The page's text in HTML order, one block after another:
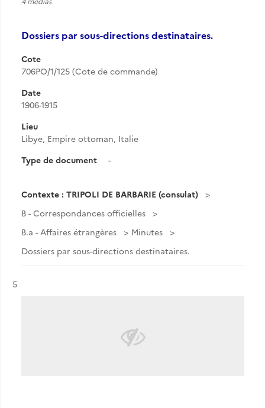
Dossiers par sous-directions destinataires.
Cote
706PO/1/125 (Cote de commande)
Date
1906-1915
Lieu
Libye, Empire ottoman, Italie
Type de document
-
Contexte : TRIPOLI DE BARBARIE (consulat)
B - Correspondances officielles
B.a - Affaires étrangères
Minutes
Dossiers par sous-directions destinataires.
Résultat n°
5